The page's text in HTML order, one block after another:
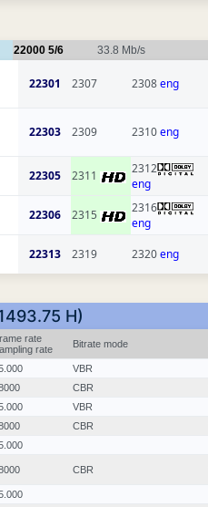
22000 5/6 33.8 Mb/s
22301 2307 2308eng
22303 2309 2310eng
22305 2311
2312
eng
22306 2315
2316
eng
22313 2319 2320eng
H)
rate
rate
Bitrate mode
VBR
CBR
VBR
CBR
CBR